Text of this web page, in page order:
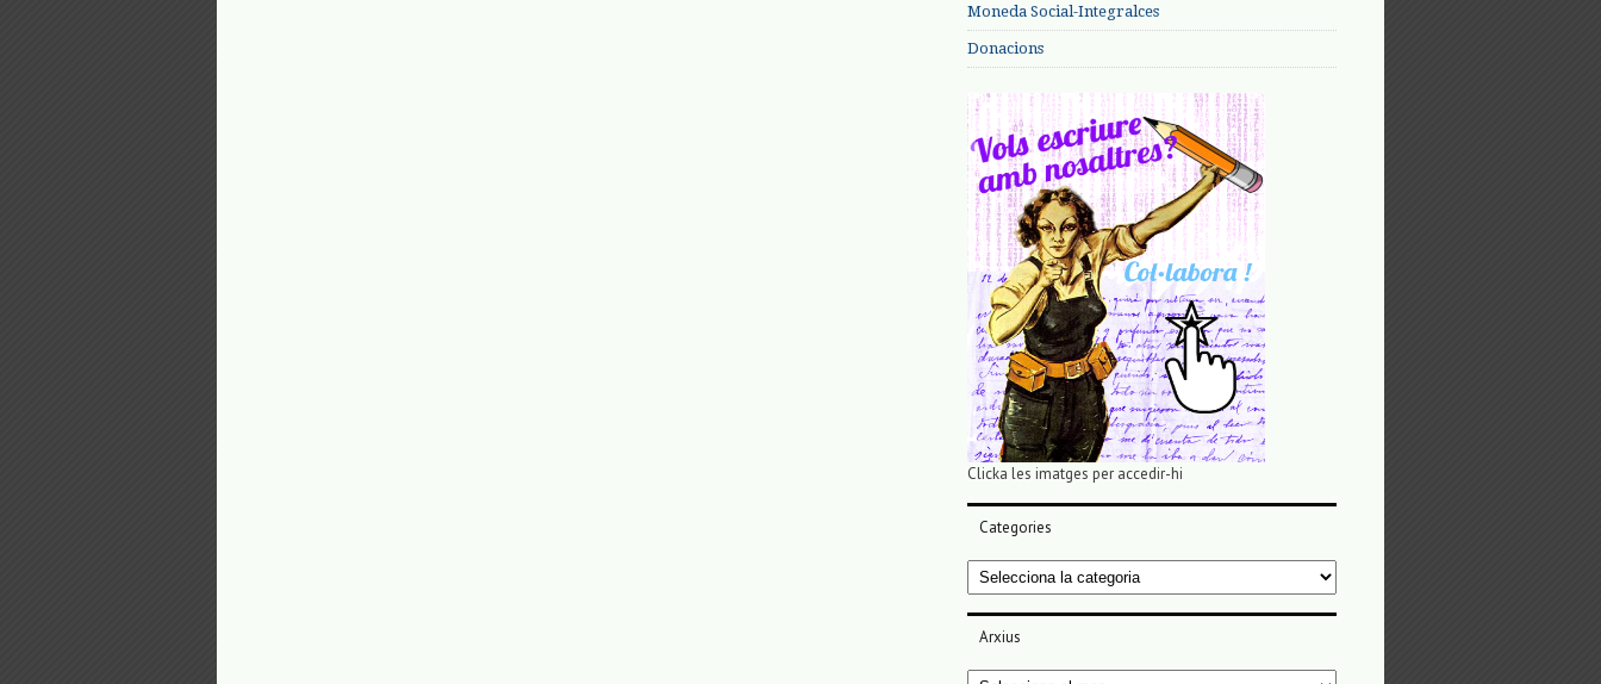
Moneda Social-Integralces
Donacions
Clicka les imatges per accedir-hi
Categories
Categories
Arxius
Arxius